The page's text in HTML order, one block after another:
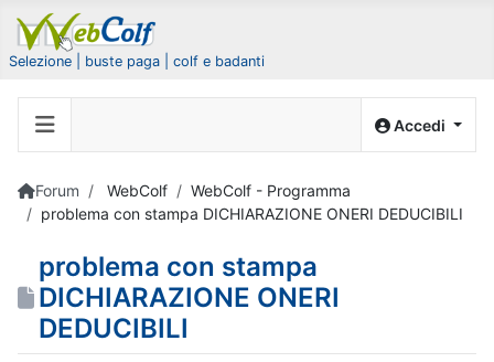
Selezione | buste paga | colf e badanti
Accedi
Forum WebColf
WebColf - Programma
problema con stampa DICHIARAZIONE ONERI DEDUCIBILI
problema con stampa
DICHIARAZIONE ONERI
DEDUCIBILI